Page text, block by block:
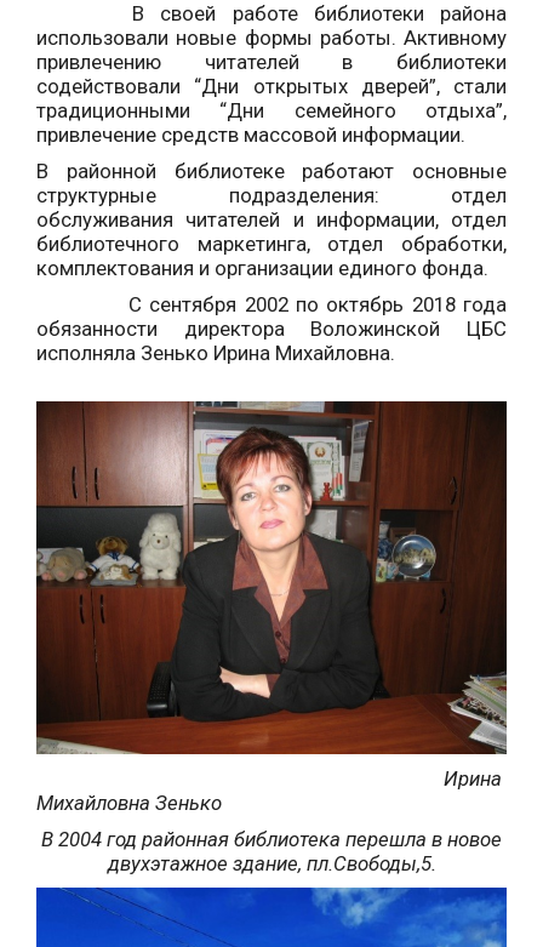
В своей работе библиотеки района
использовали новые формы работы. Активному
привлечению читателей в библиотеки
содействовали “Дни открытых дверей”, стали
традиционными “Дни семейного отдыха”,
привлечение средств массовой информации.
В районной библиотеке работают основные
структурные подразделения: отдел
обслуживания читателей и информации, отдел
библиотечного маркетинга, отдел обработки,
комплектования и организации единого фонда.
С сентября 2002 по октябрь 2018 года
обязанности директора Воложинской ЦБС
исполняла Зенько Ирина Михайловна.
Ирина
Михайловна Зенько
В 2004 год районная библиотека перешла в новое
двухэтажное здание, пл.Свободы,5.